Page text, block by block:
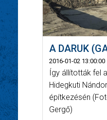
A DARUK
2016-01-02 13:00:00
Így állították fel
Hidegkuti
építkezésén
Gergő)